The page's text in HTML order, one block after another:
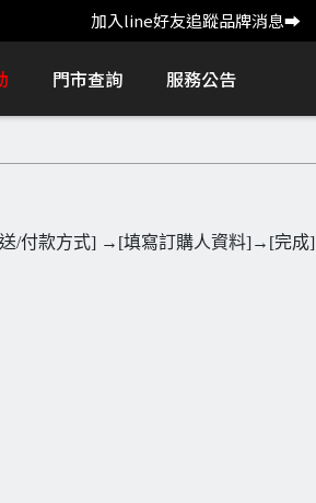
加入line好友追蹤品牌消息➡️
門市查詢 服務公告
/付款方式] →[填寫訂購人資料]→[完成]